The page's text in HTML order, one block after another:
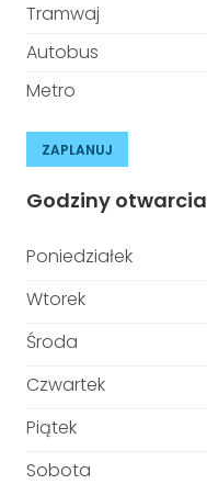
Tramwaj
Autobus
Metro
ZAPLANUJ
Godziny otwarcia
Poniedziałek
Wtorek
Środa
Czwartek
Piątek
Sobota